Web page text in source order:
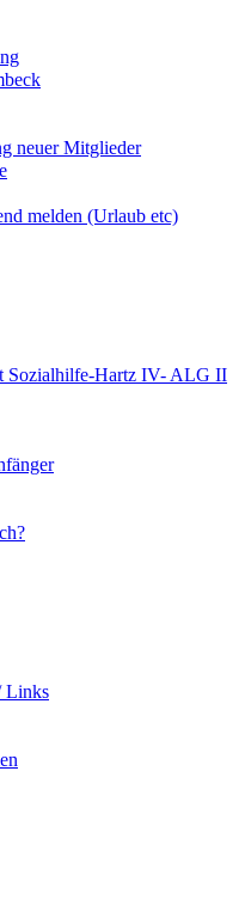
neuer Mitglieder
melden (Urlaub etc)
Sozialhilfe-Hartz IV- ALG II
Links